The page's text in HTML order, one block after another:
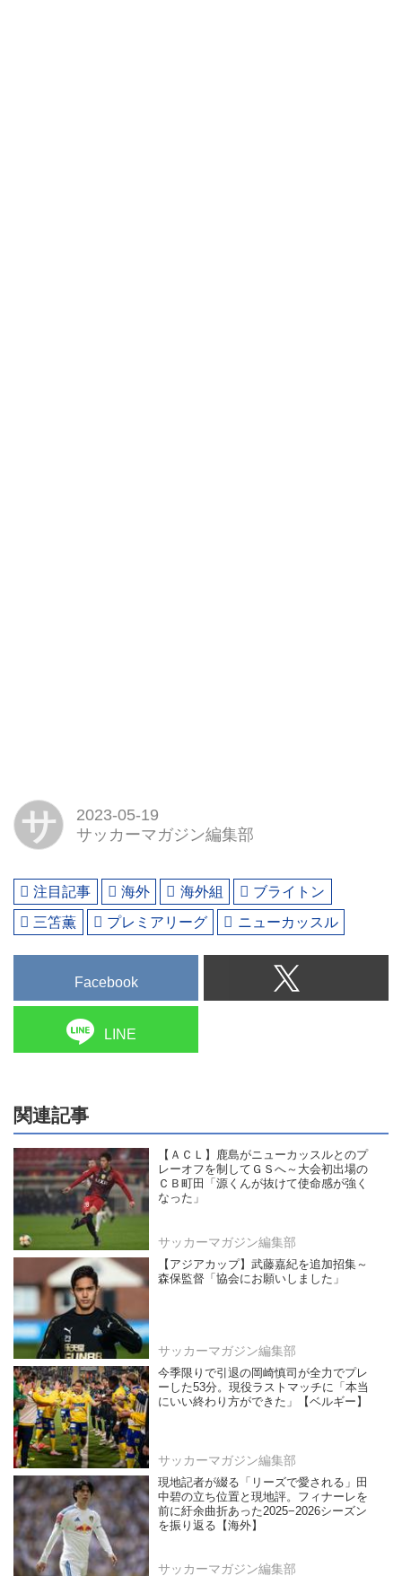
サ
2023-05-19
サッカーマガジン編集部
注目記事 海外 海外組
ブライトン
三笘薫
プレミアリーグ ニューカッスル
Facebook
LINE
関連記事
【ＡＣＬ】鹿島がニューカッスルとのプ
レーオフを制してＧＳへ～大会初出場の
ＣＢ町田「源くんが抜けて使命感が強く
なった」
サッカーマガジン編集部
【アジアカップ】武藤嘉紀を追加招集～
森保監督「協会にお願いしました」
サッカーマガジン編集部
今季限りで引退の岡崎慎司が全力でプレ
ーした53分。現役ラストマッチに「本当
にいい終わり方ができた」【ベルギー】
サッカーマガジン編集部
現地記者が綴る「リーズで愛される」田
中碧の立ち位置と現地評。フィナーレを
前に紆余曲折あった2025−2026シーズン
を振り返る【海外】
サッカーマガジン編集部